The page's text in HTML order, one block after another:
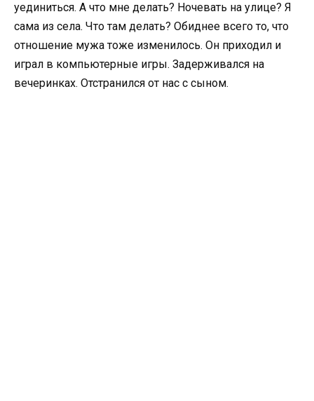
уединиться. А что мне делать? Ночевать на улице? Я
сама из села. Что там делать? Обиднее всего то, что
отношение мужа тоже изменилось. Он приходил и
играл в компьютерные игры. Задерживался на
вечеринках. Отстранился от нас с сыном.